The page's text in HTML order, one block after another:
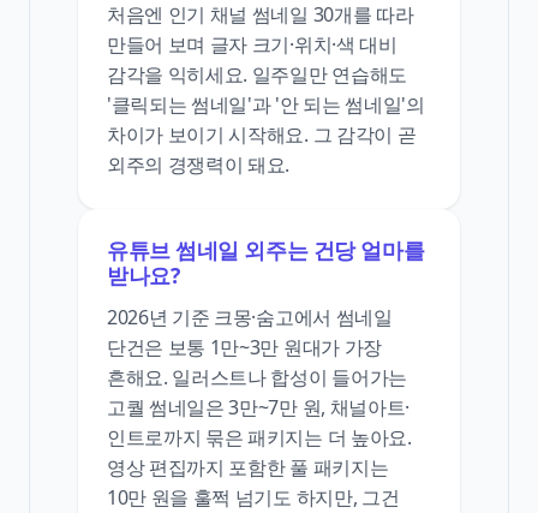
처음엔 인기 채널 썸네일 30개를 따라
만들어 보며 글자 크기·위치·색 대비
감각을 익히세요. 일주일만 연습해도
'클릭되는 썸네일'과 '안 되는 썸네일'의
차이가 보이기 시작해요. 그 감각이 곧
외주의 경쟁력이 돼요.
유튜브 썸네일 외주는 건당 얼마를
받나요?
2026년 기준 크몽·숨고에서 썸네일
단건은 보통 1만~3만 원대가 가장
흔해요. 일러스트나 합성이 들어가는
고퀄 썸네일은 3만~7만 원, 채널아트·
인트로까지 묶은 패키지는 더 높아요.
영상 편집까지 포함한 풀 패키지는
10만 원을 훌쩍 넘기도 하지만, 그건